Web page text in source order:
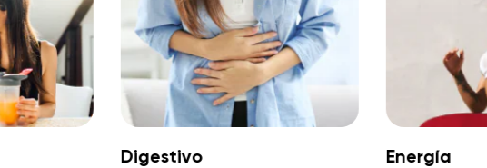
Digestivo Energía